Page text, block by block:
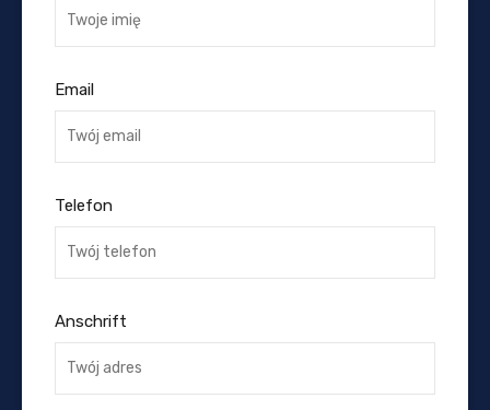
Email
Telefon
Anschrift